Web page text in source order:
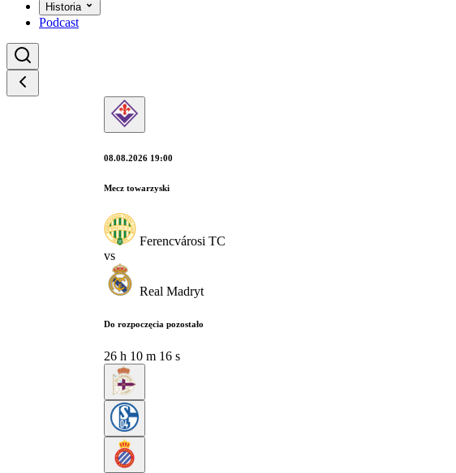
Historia
Podcast
08.08.2026 19:00
Mecz towarzyski
Ferencvárosi TC
vs
Real Madryt
Do rozpoczęcia pozostało
26 h 10 m 15 s